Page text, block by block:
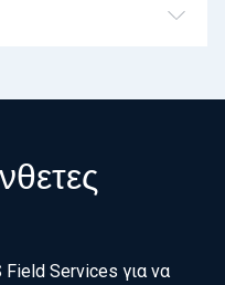
Field Services για να